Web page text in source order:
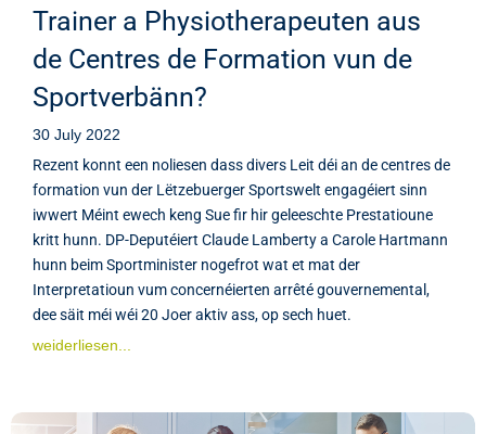
Trainer a Physiotherapeuten aus
de Centres de Formation vun de
Sportverbänn?
30 July 2022
Rezent konnt een noliesen dass divers Leit déi an de centres de
formation vun der Lëtzebuerger Sportswelt engagéiert sinn
iwwert Méint ewech keng Sue fir hir geleeschte Prestatioune
kritt hunn. DP-Deputéiert Claude Lamberty a Carole Hartmann
hunn beim Sportminister nogefrot wat et mat der
Interpretatioun vum concernéierten arrêté gouvernemental,
dee säit méi wéi 20 Joer aktiv ass, op sech huet.
weiderliesen...